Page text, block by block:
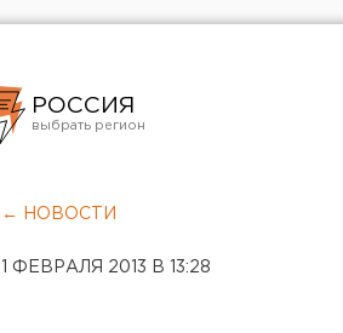
РОССИЯ
Челябинск
← НОВОСТИ
1 ФЕВРАЛЯ 2013 В 13:28